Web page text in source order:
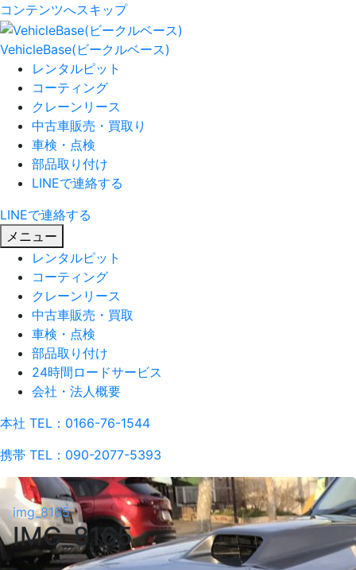
コンテンツへスキップ
VehicleBase(ビークルベース)
レンタルピット
コーティング
クレーンリース
中古車販売・買取り
車検・点検
部品取り付け
LINEで連絡する
LINEで連絡する
メニュー
レンタルピット
コーティング
クレーンリース
中古車販売・買取
車検・点検
部品取り付け
24時間ロードサービス
会社・法人概要
本社 TEL：0166-76-1544
携帯 TEL：090-2077-5393
img_8165
IMG_8165